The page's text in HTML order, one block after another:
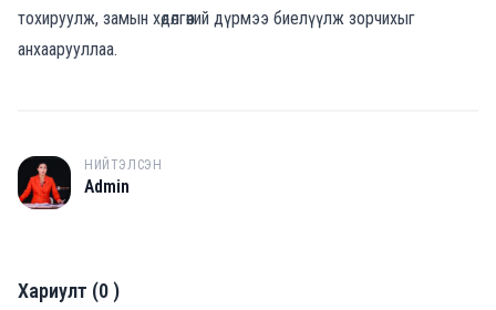
тохируулж, замын хөдөлгөөний дүрмээ биелүүлж зорчихыг
анхаарууллаа.
A
НИЙТЭЛСЭН
Admin
Хариулт (0)